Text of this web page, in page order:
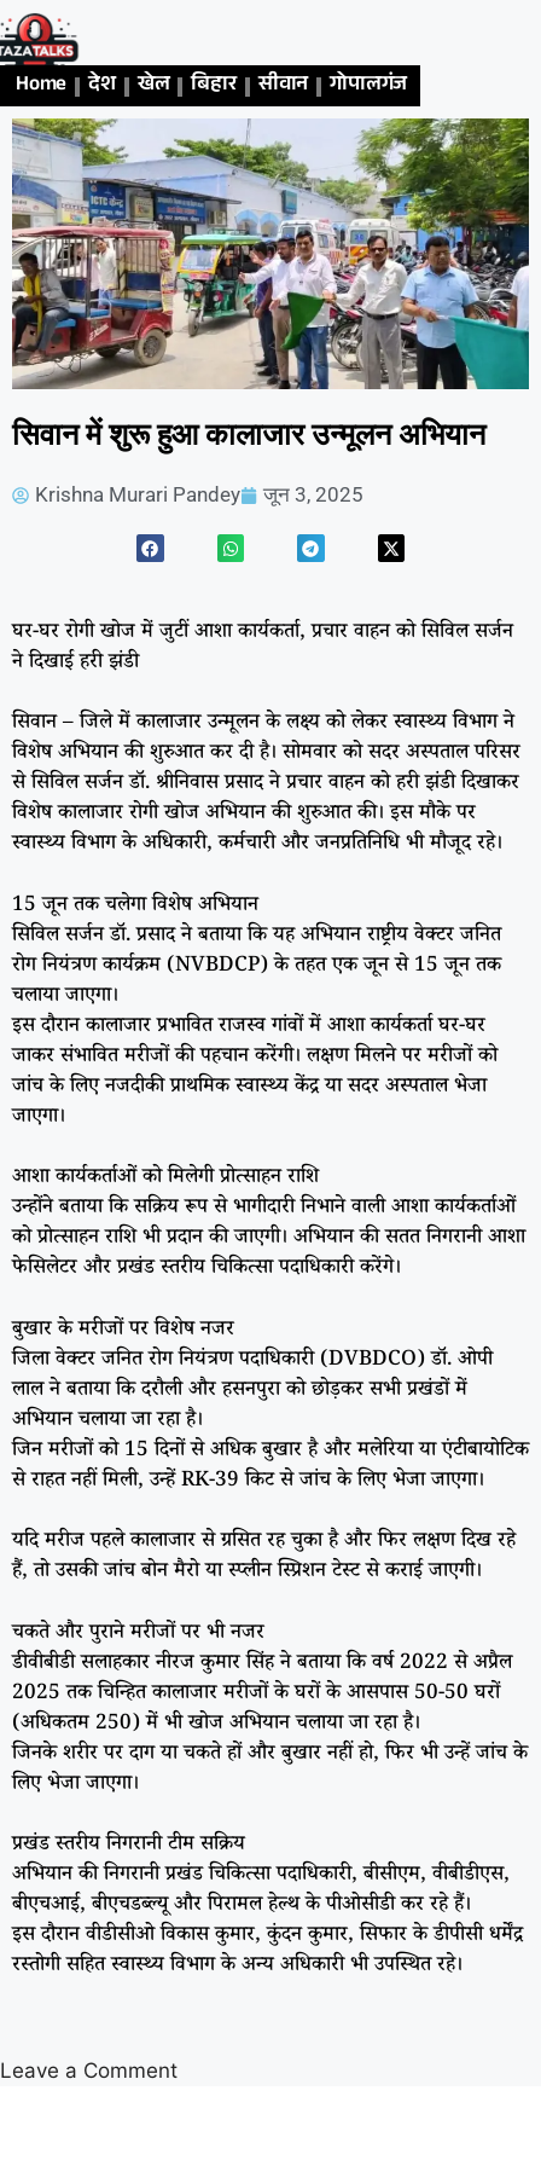
Home देश खेल बिहार सीवान गोपालगंज
सिवान में शुरू हुआ कालाजार उन्मूलन अभियान
Krishna Murari Pandey जून 3, 2025
घर-घर रोगी खोज में जुटीं आशा कार्यकर्ता, प्रचार वाहन को सिविल सर्जन
ने दिखाई हरी झंडी
सिवान – जिले में कालाजार उन्मूलन के लक्ष्य को लेकर स्वास्थ्य विभाग ने
विशेष अभियान की शुरुआत कर दी है। सोमवार को सदर अस्पताल परिसर
से सिविल सर्जन डॉ. श्रीनिवास प्रसाद ने प्रचार वाहन को हरी झंडी दिखाकर
विशेष कालाजार रोगी खोज अभियान की शुरुआत की। इस मौके पर
स्वास्थ्य विभाग के अधिकारी, कर्मचारी और जनप्रतिनिधि भी मौजूद रहे।
15 जून तक चलेगा विशेष अभियान
सिविल सर्जन डॉ. प्रसाद ने बताया कि यह अभियान राष्ट्रीय वेक्टर जनित
रोग नियंत्रण कार्यक्रम (NVBDCP) के तहत एक जून से 15 जून तक
चलाया जाएगा।
इस दौरान कालाजार प्रभावित राजस्व गांवों में आशा कार्यकर्ता घर-घर
जाकर संभावित मरीजों की पहचान करेंगी। लक्षण मिलने पर मरीजों को
जांच के लिए नजदीकी प्राथमिक स्वास्थ्य केंद्र या सदर अस्पताल भेजा
जाएगा।
आशा कार्यकर्ताओं को मिलेगी प्रोत्साहन राशि
उन्होंने बताया कि सक्रिय रूप से भागीदारी निभाने वाली आशा कार्यकर्ताओं
को प्रोत्साहन राशि भी प्रदान की जाएगी। अभियान की सतत निगरानी आशा
फेसिलेटर और प्रखंड स्तरीय चिकित्सा पदाधिकारी करेंगे।
बुखार के मरीजों पर विशेष नजर
जिला वेक्टर जनित रोग नियंत्रण पदाधिकारी (DVBDCO) डॉ. ओपी
लाल ने बताया कि दरौली और हसनपुरा को छोड़कर सभी प्रखंडों में
अभियान चलाया जा रहा है।
जिन मरीजों को 15 दिनों से अधिक बुखार है और मलेरिया या एंटीबायोटिक
से राहत नहीं मिली, उन्हें RK-39 किट से जांच के लिए भेजा जाएगा।
यदि मरीज पहले कालाजार से ग्रसित रह चुका है और फिर लक्षण दिख रहे
हैं, तो उसकी जांच बोन मैरो या स्प्लीन स्प्रिशन टेस्ट से कराई जाएगी।
चकते और पुराने मरीजों पर भी नजर
डीवीबीडी सलाहकार नीरज कुमार सिंह ने बताया कि वर्ष 2022 से अप्रैल
2025 तक चिन्हित कालाजार मरीजों के घरों के आसपास 50-50 घरों
(अधिकतम 250) में भी खोज अभियान चलाया जा रहा है।
जिनके शरीर पर दाग या चकते हों और बुखार नहीं हो, फिर भी उन्हें जांच के
लिए भेजा जाएगा।
प्रखंड स्तरीय निगरानी टीम सक्रिय
अभियान की निगरानी प्रखंड चिकित्सा पदाधिकारी, बीसीएम, वीबीडीएस,
बीएचआई, बीएचडब्ल्यू और पिरामल हेल्थ के पीओसीडी कर रहे हैं।
इस दौरान वीडीसीओ विकास कुमार, कुंदन कुमार, सिफार के डीपीसी धर्मेंद्र
रस्तोगी सहित स्वास्थ्य विभाग के अन्य अधिकारी भी उपस्थित रहे।
Leave a Comment